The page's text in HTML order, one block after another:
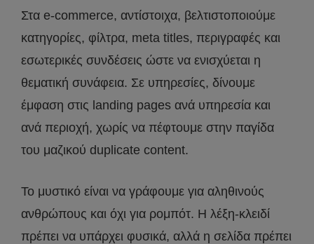
Στα e-commerce, αντίστοιχα, βελτιστοποιούμε
κατηγορίες, φίλτρα, meta titles, περιγραφές και
εσωτερικές συνδέσεις ώστε να ενισχύεται η
θεματική συνάφεια. Σε υπηρεσίες, δίνουμε
έμφαση στις landing pages ανά υπηρεσία και
ανά περιοχή, χωρίς να πέφτουμε στην παγίδα
του μαζικού duplicate content.
Το μυστικό είναι να γράφουμε για αληθινούς
ανθρώπους και όχι για ρομπότ. Η λέξη-κλειδί
πρέπει να υπάρχει φυσικά, αλλά η σελίδα πρέπει